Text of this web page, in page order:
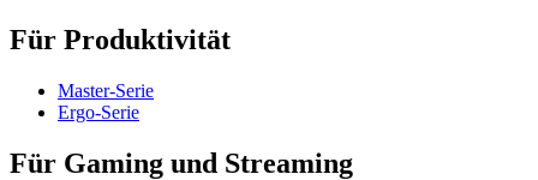
Für Produktivität
Master-Serie
Ergo-Serie
Für Gaming und Streaming